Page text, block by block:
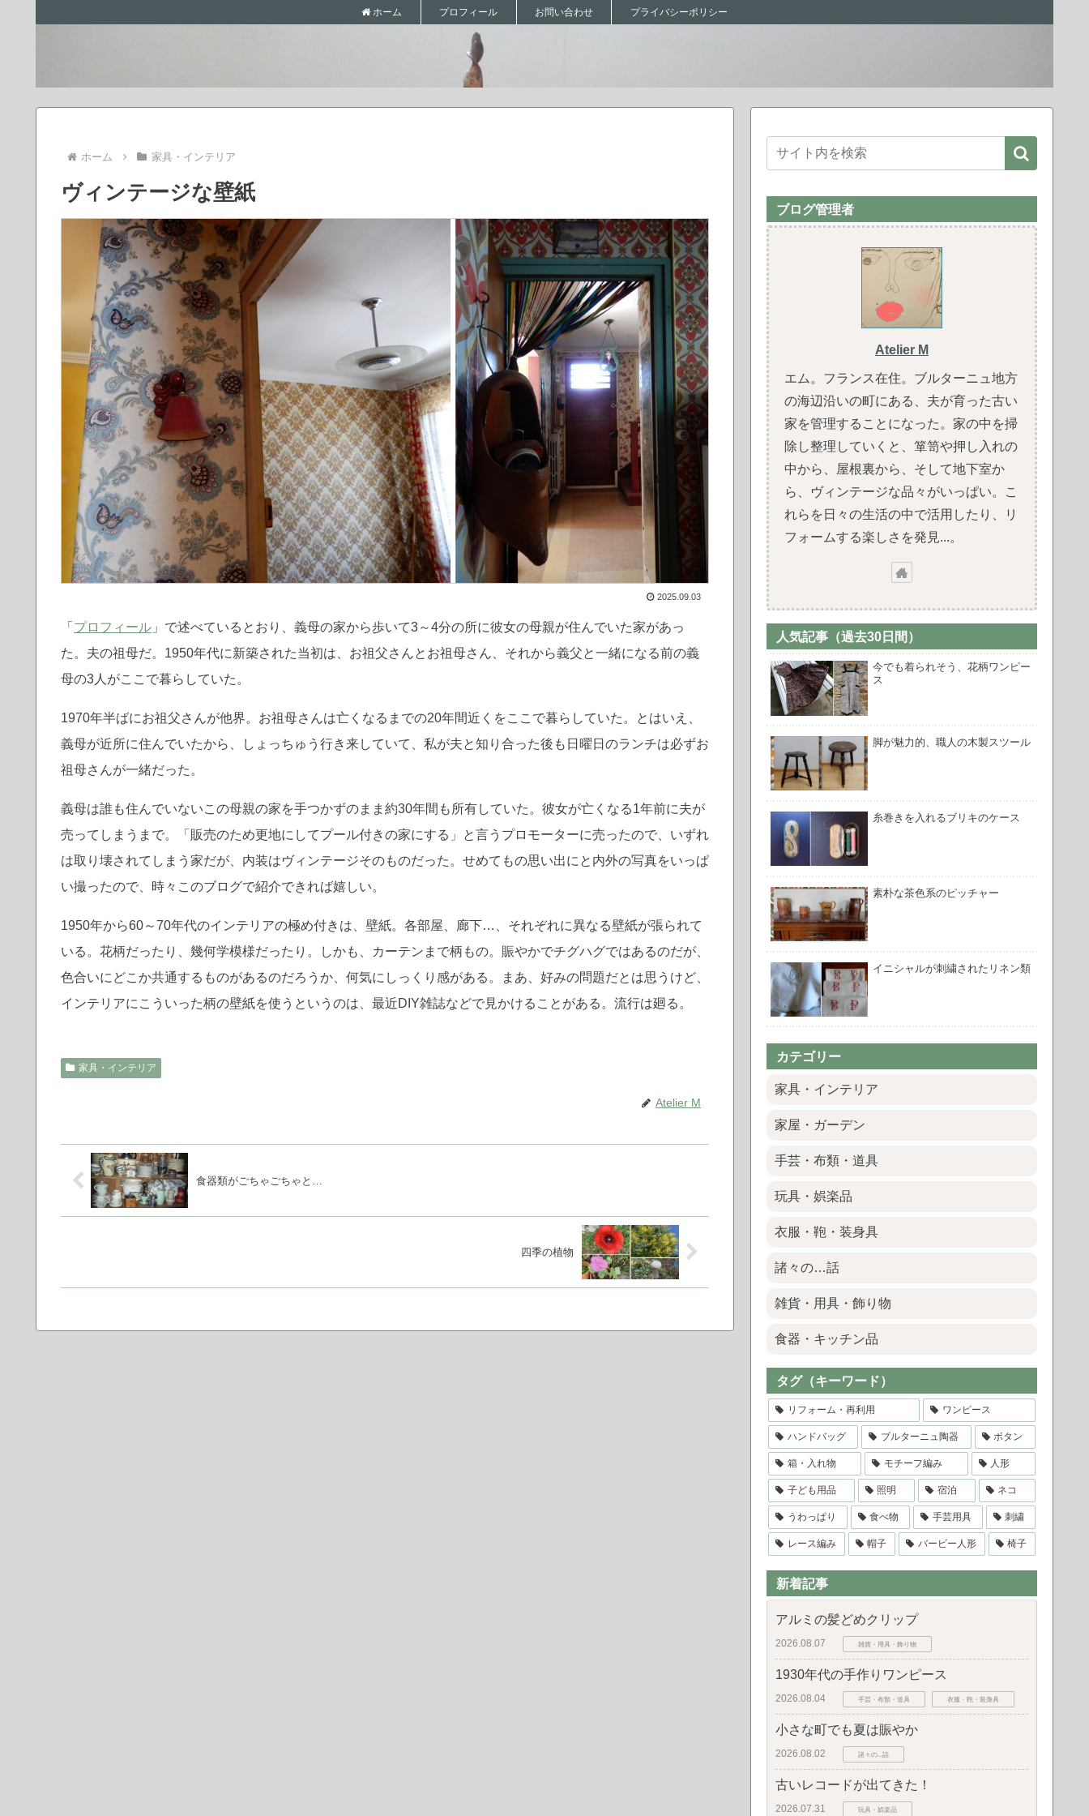
ホーム プロフィール お問い合わせ プライバシーポリシー
ホーム 家具・インテリア
ヴィンテージな壁紙
2025.09.03
「 プロフィール 」で述べているとおり、義母の家から歩いて3～4分の所に彼女の母親が住んでいた家があっ
た。夫の祖母だ。1950年代に新築された当初は、お祖父さんとお祖母さん、それから義父と一緒になる前の義
母の3人がここで暮らしていた。
1970年半ばにお祖父さんが他界。お祖母さんは亡くなるまでの20年間近くをここで暮らしていた。とはいえ、
義母が近所に住んでいたから、しょっちゅう行き来していて、私が夫と知り合った後も日曜日のランチは必ずお
祖母さんが一緒だった。
義母は誰も住んでいないこの母親の家を手つかずのまま約30年間も所有していた。彼女が亡くなる1年前に夫が
売ってしまうまで。「販売のため更地にしてプール付きの家にする」と言うプロモーターに売ったので、いずれ
は取り壊されてしまう家だが、内装はヴィンテージそのものだった。せめてもの思い出にと内外の写真をいっぱ
い撮ったので、時々このブログで紹介できれば嬉しい。
1950年から60～70年代のインテリアの極め付きは、壁紙。各部屋、廊下…、それぞれに異なる壁紙が張られて
いる。花柄だったり、幾何学模様だったり。しかも、カーテンまで柄もの。賑やかでチグハグではあるのだが、
色合いにどこか共通するものがあるのだろうか、何気にしっくり感がある。まあ、好みの問題だとは思うけど、
インテリアにこういった柄の壁紙を使うというのは、最近DIY雑誌などで見かけることがある。流行は廻る。
家具・インテリア
Atelier M
食器類がごちゃごちゃと…
四季の植物
ブログ管理者
Atelier M
エム。フランス在住。ブルターニュ地方
の海辺沿いの町にある、夫が育った古い
家を管理することになった。家の中を掃
除し整理していくと、箪笥や押し入れの
中から、屋根裏から、そして地下室か
ら、ヴィンテージな品々がいっぱい。こ
れらを日々の生活の中で活用したり、リ
フォームする楽しさを発見...。
人気記事（過去30日間）
今でも着られそう、花柄ワンピー
ス
脚が魅力的、職人の木製スツール
糸巻きを入れるブリキのケース
素朴な茶色系のピッチャー
イニシャルが刺繍されたリネン類
カテゴリー
家具・インテリア
家屋・ガーデン
手芸・布類・道具
玩具・娯楽品
衣服・鞄・装身具
諸々の…話
雑貨・用具・飾り物
食器・キッチン品
タグ（キーワード）
リフォーム・再利用 ワンピース
ハンドバッグ ブルターニュ陶器 ボタン
箱・入れ物 モチーフ編み 人形
子ども用品 照明 宿泊 ネコ
うわっぱり 食べ物 手芸用具 刺繍
レース編み 帽子 バービー人形 椅子
新着記事
アルミの髪どめクリップ
2026.08.07 雑貨・用具・飾り物
1930年代の手作りワンピース
2026.08.04 手芸・布類・道具 衣服・鞄・装身具
小さな町でも夏は賑やか
2026.08.02 諸々の...話
古いレコードが出てきた！
2026.07.31 玩具・娯楽品